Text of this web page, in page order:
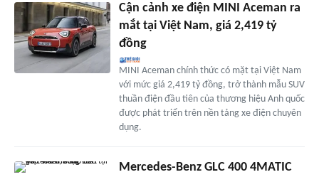
Cận cảnh xe điện MINI Aceman ra
mắt tại Việt Nam, giá 2,419 tỷ
đồng
MINI Aceman chính thức có mặt tại Việt Nam
với mức giá 2,419 tỷ đồng, trở thành mẫu SUV
thuần điện đầu tiên của thương hiệu Anh quốc
được phát triển trên nền tảng xe điện chuyên
dụng.
Mercedes-Benz GLC 400 4MATIC